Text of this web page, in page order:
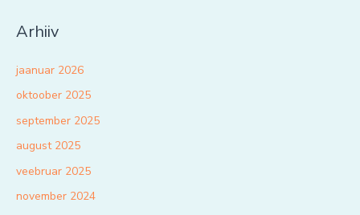
Arhiiv
jaanuar 2026
oktoober 2025
september 2025
august 2025
veebruar 2025
november 2024